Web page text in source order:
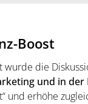
Boost
wurde die
und in
und erhöhe